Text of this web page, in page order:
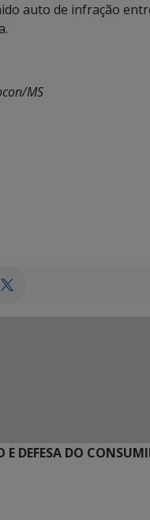
auto de infração
MS
E DEFESA DO